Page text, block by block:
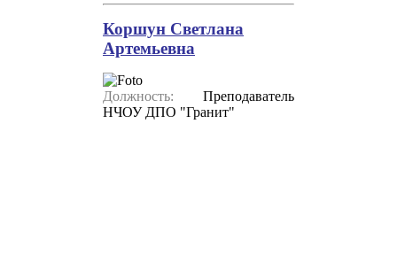
Коршун Светлана
Артемьевна
Должность:
Преподаватель
НЧОУ ДПО "Гранит"